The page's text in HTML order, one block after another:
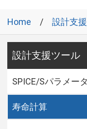
Home 設計支
設計支援ツール
SPICE/Sパラメータ
寿命計算